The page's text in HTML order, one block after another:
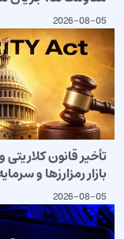
2026-08-05
تأخیر قانون
بازار رمزارزها و
2026-08-05